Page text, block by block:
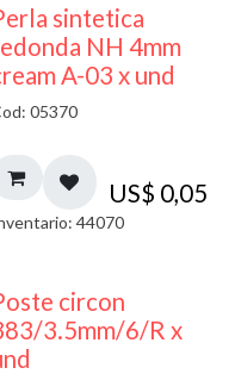
sintetica
NH 4mm
A-03 x und
05370
US$ 0,05
44070
circon
3.5mm/6/R x